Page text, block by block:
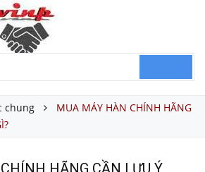
chung
MUA MÁY HÀN CHÍNH HÃNG
HÃNG CẦN LƯU Ý